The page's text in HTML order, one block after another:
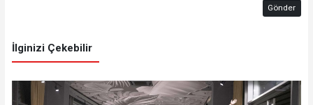
Gönder
İlginizi Çekebilir